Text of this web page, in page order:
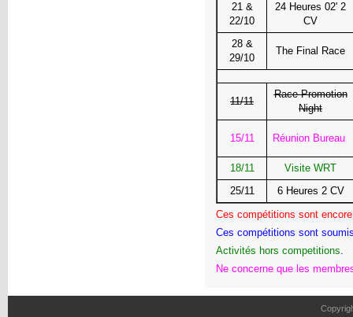
21 &
22/10
24 Heures 02' 2
CV
28 &
29/10
The Final Race
11/11
Race Promotion
Night
15/11 Réunion Bureau
18/11
Visite WRT
25/11
6 Heures 2 CV
Ces compétitions sont
Ces compétitions sont
Activités hors competitions.
Ne concerne que les